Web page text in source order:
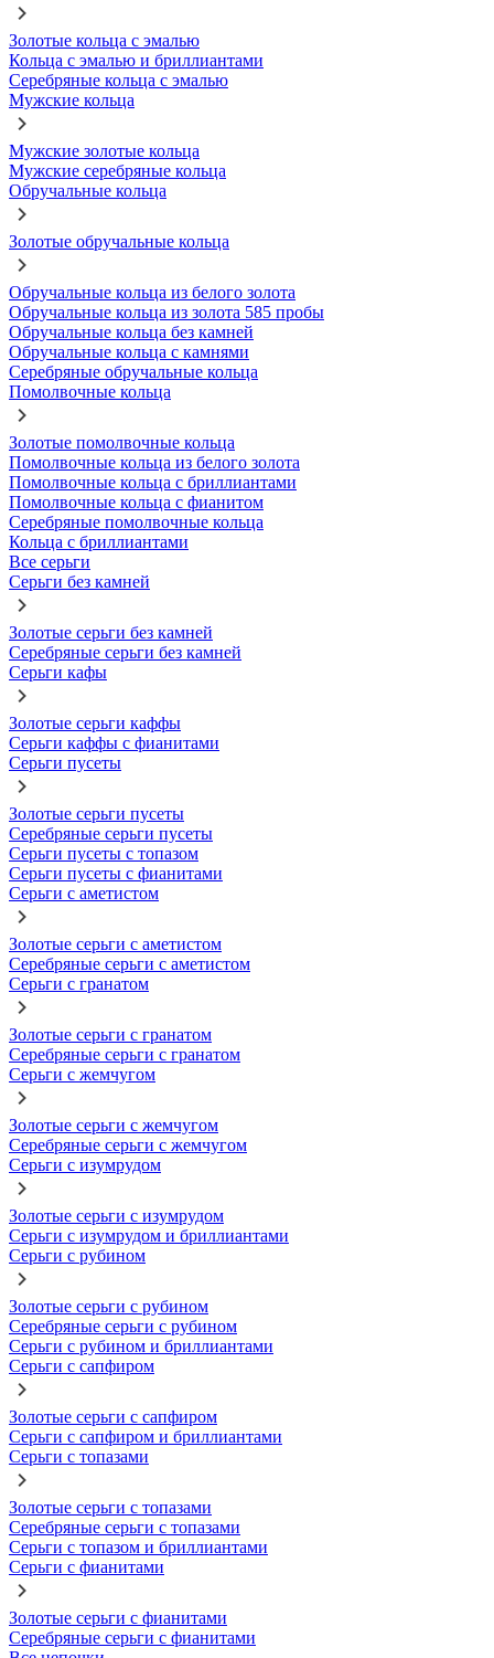
Золотые кольца с эмалью
Кольца с эмалью и бриллиантами
Серебряные кольца с эмалью
Мужские кольца
Мужские золотые кольца
Мужские серебряные кольца
Обручальные кольца
Золотые обручальные кольца
Обручальные кольца из белого золота
Обручальные кольца из золота 585 пробы
Обручальные кольца без камней
Обручальные кольца с камнями
Серебряные обручальные кольца
Помолвочные кольца
Золотые помолвочные кольца
Помолвочные кольца из белого золота
Помолвочные кольца с бриллиантами
Помолвочные кольца с фианитом
Серебряные помолвочные кольца
Кольца с бриллиантами
Все серьги
Серьги без камней
Золотые серьги без камней
Серебряные серьги без камней
Серьги кафы
Золотые серьги каффы
Серьги каффы с фианитами
Серьги пусеты
Золотые серьги пусеты
Серебряные серьги пусеты
Серьги пусеты с топазом
Серьги пусеты с фианитами
Серьги с аметистом
Золотые серьги с аметистом
Серебряные серьги с аметистом
Серьги с гранатом
Золотые серьги с гранатом
Серебряные серьги с гранатом
Серьги с жемчугом
Золотые серьги с жемчугом
Серебряные серьги с жемчугом
Серьги с изумрудом
Золотые серьги с изумрудом
Серьги с изумрудом и бриллиантами
Серьги с рубином
Золотые серьги с рубином
Серебряные серьги с рубином
Серьги с рубином и бриллиантами
Серьги с сапфиром
Золотые серьги с сапфиром
Серьги с сапфиром и бриллиантами
Серьги с топазами
Золотые серьги с топазами
Серебряные серьги с топазами
Серьги с топазом и бриллиантами
Серьги с фианитами
Золотые серьги с фианитами
Серебряные серьги с фианитами